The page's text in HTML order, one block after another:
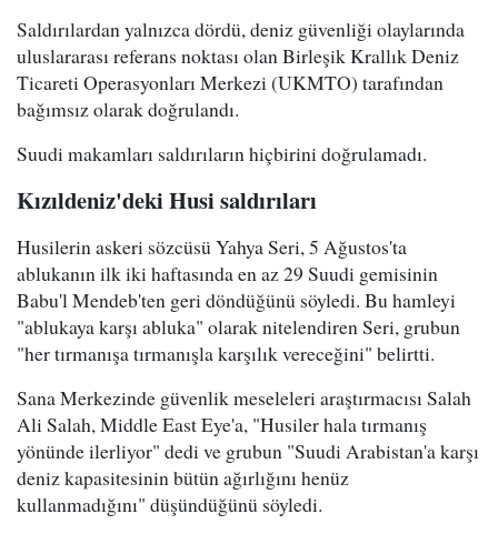
Saldırılardan yalnızca dördü, deniz güvenliği olaylarında
uluslararası referans noktası olan Birleşik Krallık Deniz
Ticareti Operasyonları Merkezi (UKMTO) tarafından
bağımsız olarak doğrulandı.
Suudi makamları saldırıların hiçbirini doğrulamadı.
Kızıldeniz'deki Husi saldırıları
Husilerin askeri sözcüsü Yahya Seri, 5 Ağustos'ta
ablukanın ilk iki haftasında en az 29 Suudi gemisinin
Babu'l Mendeb'ten geri döndüğünü söyledi. Bu hamleyi
"ablukaya karşı abluka" olarak nitelendiren Seri, grubun
"her tırmanışa tırmanışla karşılık vereceğini" belirtti.
Sana Merkezinde güvenlik meseleleri araştırmacısı Salah
Ali Salah, Middle East Eye'a, "Husiler hala tırmanış
yönünde ilerliyor" dedi ve grubun "Suudi Arabistan'a karşı
deniz kapasitesinin bütün ağırlığını henüz
kullanmadığını" düşündüğünü söyledi.